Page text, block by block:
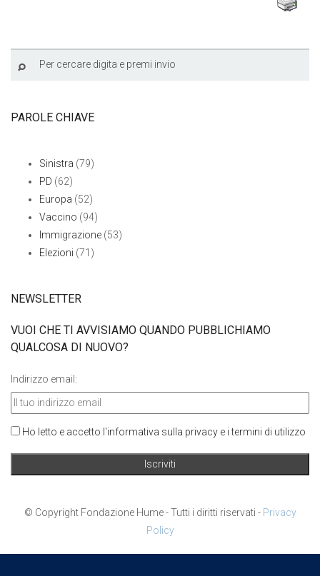
PAROLE CHIAVE
Sinistra (79)
PD (62)
Europa (52)
Vaccino (94)
Immigrazione (53)
Elezioni (71)
NEWSLETTER
VUOI CHE TI AVVISIAMO QUANDO PUBBLICHIAMO
QUALCOSA DI NUOVO?
Indirizzo email:
Ho letto e accetto l'informativa sulla privacy e i termini di utilizzo
© Copyright Fondazione Hume - Tutti i diritti riservati - Privacy
Policy